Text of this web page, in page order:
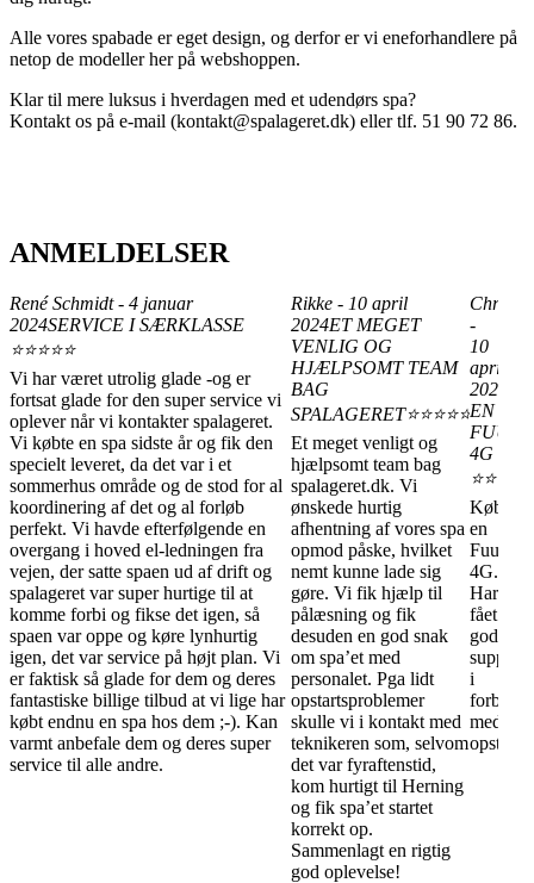
Alle vores spabade er eget design, og derfor er vi eneforhandlere på
netop de modeller her på webshoppen.
Klar til mere luksus i hverdagen med et udendørs spa?
Kontakt os på e-mail (kontakt@spalageret.dk) eller tlf. 51 90 72 86.
ANMELDELSER
René Schmidt - 4 januar
2024SERVICE I SÆRKLASSE
⭐⭐⭐⭐⭐
Vi har været utrolig glade -og er
fortsat glade for den super service vi
oplever når vi kontakter spalageret.
Vi købte en spa sidste år og fik den
specielt leveret, da det var i et
sommerhus område og de stod for al
koordinering af det og al forløb
perfekt. Vi havde efterfølgende en
overgang i hoved el-ledningen fra
vejen, der satte spaen ud af drift og
spalageret var super hurtige til at
komme forbi og fikse det igen, så
spaen var oppe og køre lynhurtig
igen, det var service på højt plan. Vi
er faktisk så glade for dem og deres
fantastiske billige tilbud at vi lige har
købt endnu en spa hos dem ;-). Kan
varmt anbefale dem og deres super
service til alle andre.
Rikke - 10 april
2024ET MEGET
VENLIG OG
HJÆLPSOMT TEAM
BAG
SPALAGERET⭐⭐⭐⭐⭐
Et meget venligt og
hjælpsomt team bag
spalageret.dk. Vi
ønskede hurtig
afhentning af vores spa
opmod påske, hvilket
nemt kunne lade sig
gøre. Vi fik hjælp til
pålæsning og fik
desuden en god snak
om spa’et med
personalet. Pga lidt
opstartsproblemer
skulle vi i kontakt med
teknikeren som, selvom
det var fyraftenstid,
kom hurtigt til Herning
og fik spa’et startet
korrekt op.
Sammenlagt en rigtig
god oplevelse!
-
10
april
2024
EN
FUUR
4G
Købte
en
Fuur
4G.
Har
fået
god
support
i
med
opstart.